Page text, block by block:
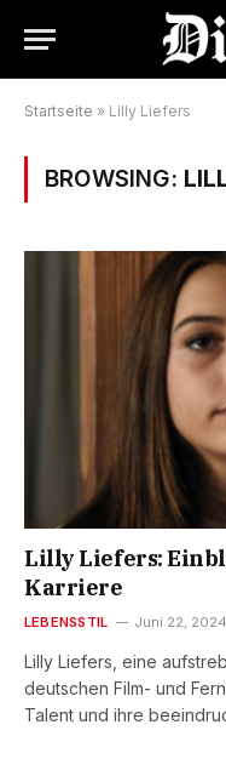
Startseite » Lilly Liefers
BROWSING:
Lilly Liefers:
Karriere
LEBENSSTIL Juni 22, 2024
Lilly Liefers, eine
deutschen Film- und
Talent und ihre